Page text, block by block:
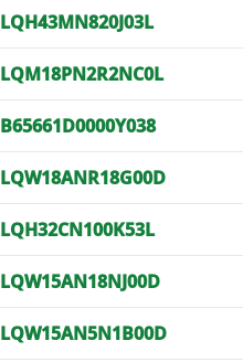
LQH43MN820J03L
LQM18PN2R2NC0L
B65661D0000Y038
LQW18ANR18G00D
LQH32CN100K53L
LQW15AN18NJ00D
LQW15AN5N1B00D